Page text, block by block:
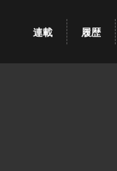
連載 履歴